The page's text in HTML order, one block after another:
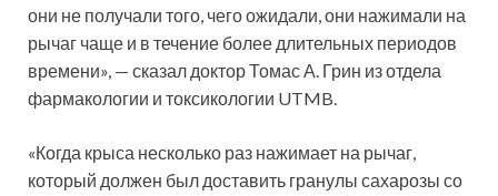
они не получали того, чего ожидали, они нажимали на
рычаг чаще и в течение более длительных периодов
времени», — сказал доктор Томас А. Грин из отдела
фармакологии и токсикологии UTMB.
«Когда крыса несколько раз нажимает на рычаг,
который должен был доставить гранулы сахарозы со